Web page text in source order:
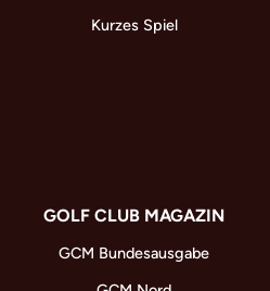
Kurzes Spiel
GOLF CLUB MAGAZIN
GCM Bundesausgabe